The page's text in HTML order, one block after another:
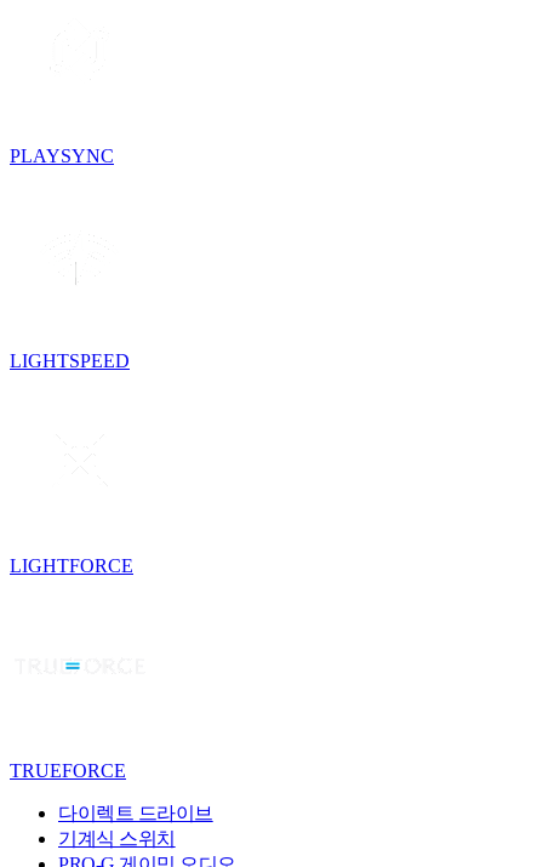
PLAYSYNC
LIGHTSPEED
LIGHTFORCE
TRUEFORCE
다이렉트 드라이브
기계식 스위치